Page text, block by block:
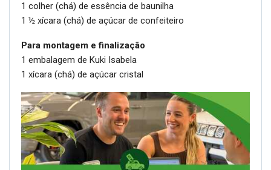
1 colher (chá) de essência de baunilha
1 ½ xícara (chá) de açúcar de confeiteiro
Para montagem e finalização
1 embalagem de Kuki Isabela
1 xícara (chá) de açúcar cristal